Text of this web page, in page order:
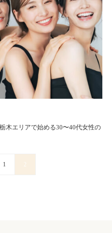
木エリアで始める30〜40代女性の
1 2